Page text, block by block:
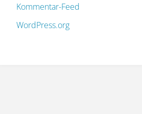
Kommentar-Feed
WordPress.org